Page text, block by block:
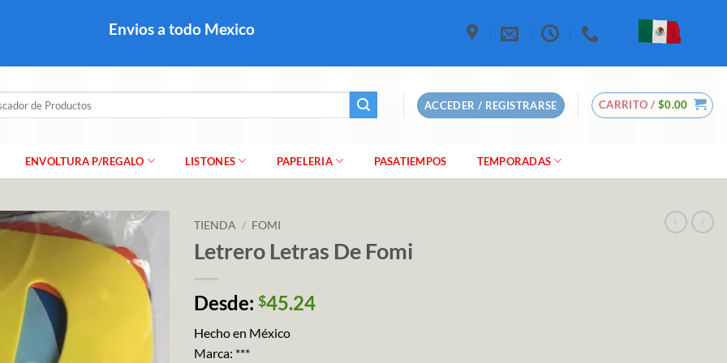
Envios a todo Mexico
ACCEDER / REGISTRARSE CARRITO / $0.00
ENVOLTURA P/REGALO LISTONES PAPELERIA PASATIEMPOS TEMPORADAS
TIENDA / FOMI
Letrero Letras De Fomi
Desde: $45.24
Hecho en México
Marca: ***